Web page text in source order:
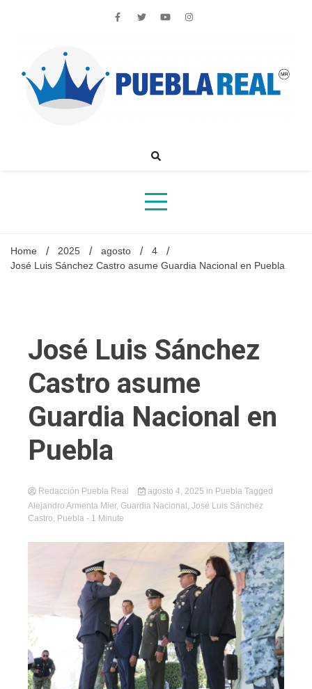
Noticias de actualidad de Puebla, México y el mundo
Home 2025 agosto
4
José Luis Sánchez Castro asume Guardia Nacional en Puebla
José Luis Sánchez
Castro asume
Guardia Nacional en
Puebla
Redacción Puebla Real agosto 4, 2025 in Puebla Tagged
Alejandro Armenta Mier, Guardia Nacional , José Luis Sánchez
Castro, Puebla - 1 Minute